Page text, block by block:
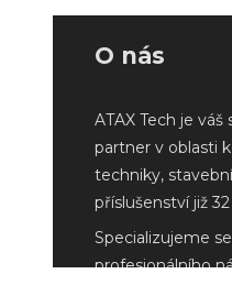
O nás
ATAX Tech je váš
partner v oblasti
techniky,
příslušenství již
Specializujeme
profesionálního